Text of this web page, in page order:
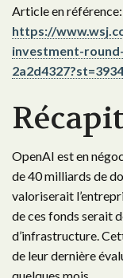
Article en référence:
https://
investment-
OpenAI est en
de 40 milliards de
valoriserait
de ces fonds serait
d’infrastructure.
de leur dernière